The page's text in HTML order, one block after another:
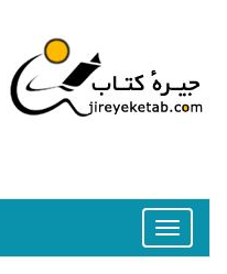
Toggle
navigation